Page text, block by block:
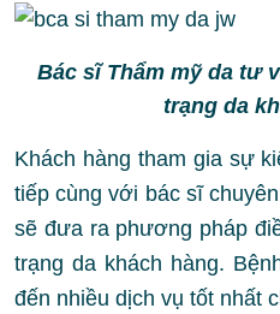
Bác sĩ Thẩm mỹ da tư
trạng da
Khách hàng tham gia sự
tiếp cùng với bác sĩ
sẽ đưa ra phương pháp
trạng da khách hàng.
đến nhiều dịch vụ tốt nhất